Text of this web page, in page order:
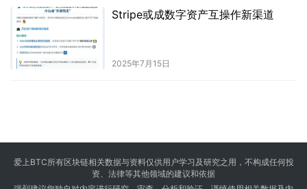
Stripe或成数字资产互操作新渠道
2025年7月15日
爱上BTC所有区块链相关数据与资料仅供用户学习及研究之用，不构成任何投
资、法律等其他领域的建议和依据